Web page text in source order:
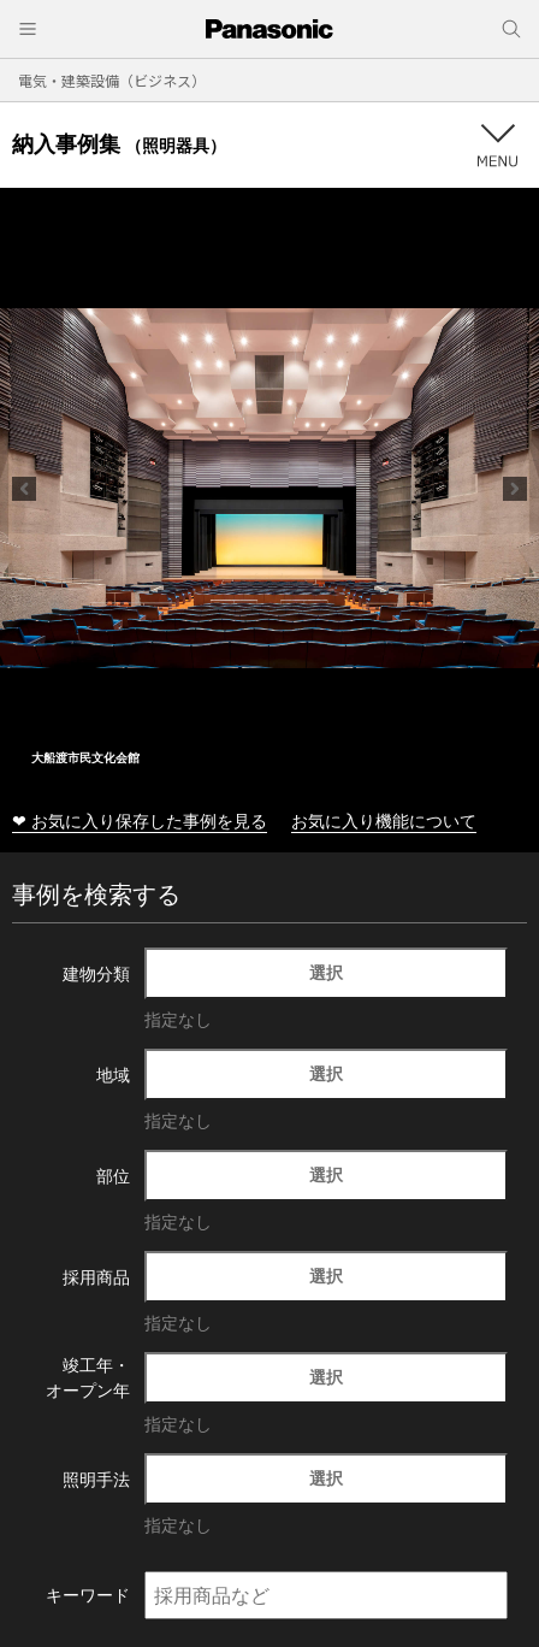
電気・建築設備（ビジネス）
納入事例集 （照明器具）
大船渡市民文化会館
❤ お気に入り保存した事例を見る お気に入り機能について
事例を検索する
建物分類 選択
指定なし
地域 選択
指定なし
部位 選択
指定なし
採用商品 選択
指定なし
竣工年・
オープン年
選択
指定なし
照明手法 選択
指定なし
キーワード